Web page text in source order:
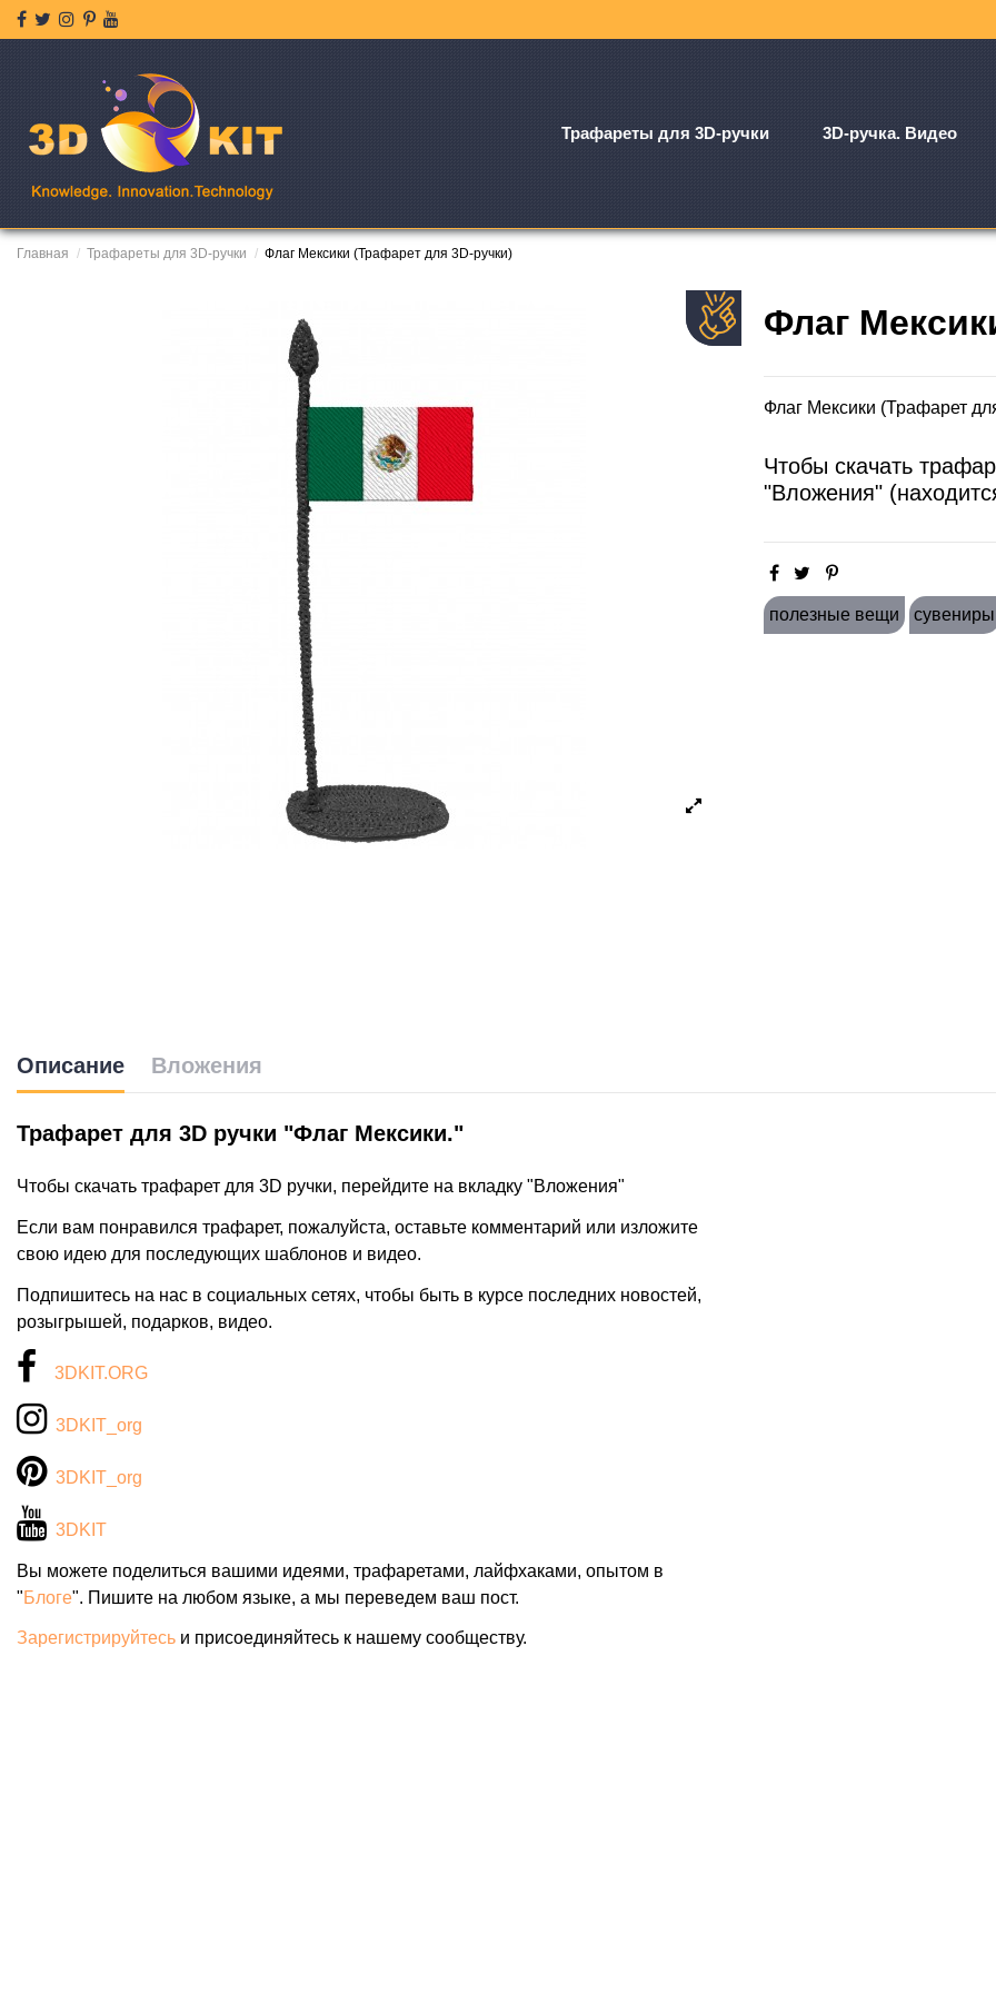
Трафареты для 3D-ручки 3D-ручка. Видео
Главная Трафареты для 3D-ручки Флаг Мексики (Трафарет для 3D-ручки)
Флаг
Флаг Мексики (Трафарет
Чтобы скачать
"Вложения"
полезные вещи сувениры
Описание Вложения
Трафарет для 3D ручки "Флаг Мексики."
Чтобы скачать трафарет для 3D ручки, перейдите на вкладку "Вложения"
Если вам понравился трафарет, пожалуйста, оставьте комментарий или изложите
свою идею для последующих шаблонов и видео.
Подпишитесь на нас в социальных сетях, чтобы быть в курсе последних новостей,
розыгрышей, подарков, видео.
3DKIT.ORG
3DKIT_org
3DKIT_org
3DKIT
Вы можете поделиться вашими идеями, трафаретами, лайфхаками, опытом в
"Блоге". Пишите на любом языке, а мы переведем ваш пост.
Зарегистрируйтесь и присоединяйтесь к нашему сообществу.